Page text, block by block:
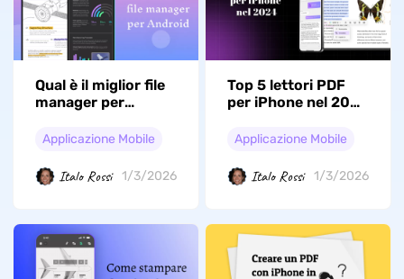
Qual è il miglior file
manager per
Applicazione Mobile
Italo Rossi 1/3/2026
Top 5 lettori PDF
per iPhone nel 2026
iOS 26)
Applicazione Mobile
Italo Rossi 1/3/2026